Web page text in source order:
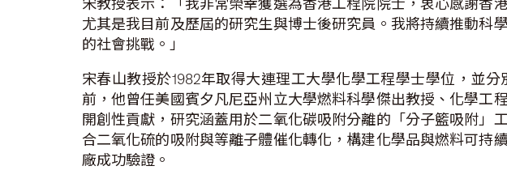
宋教授表示：「我非常榮幸獲選為香港工程院院士，衷心感謝香
尤其是我目前及歷屆的研究生與博士後研究員。我將持續推動
的社會挑戰。」
宋春山教授於1982年取得大連理工大學化學工程學士學位，並
前，他曾任美國賓夕凡尼亞州立大學燃料科學傑出教授、化學工
開創性貢獻，研究涵蓋用於二氧化碳吸附分離的「分子籃吸附
合二氧化硫的吸附與等離子體催化轉化，構建化學品與燃料可持
廠成功驗證。